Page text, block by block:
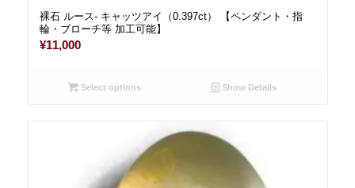
裸石 ルース- キャッツアイ（0.397ct） 【ペンダント・指
輪・ブローチ等 加工可能】
¥11,000
Select options Show Details